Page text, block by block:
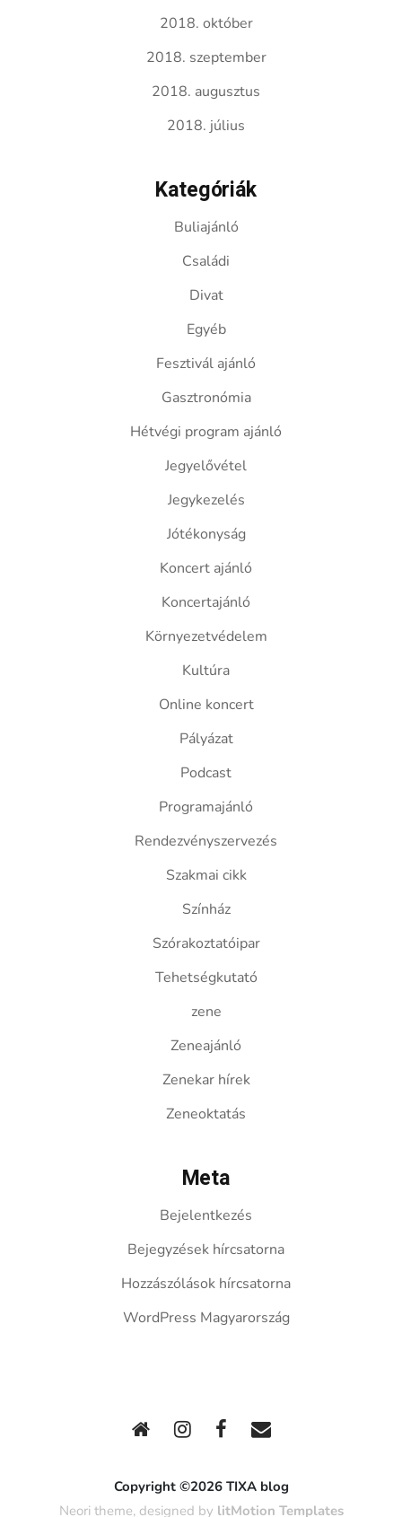
2018. október
2018. szeptember
2018. augusztus
2018. július
Kategóriák
Buliajánló
Családi
Divat
Egyéb
Fesztivál ajánló
Gasztronómia
Hétvégi program ajánló
Jegyelővétel
Jegykezelés
Jótékonyság
Koncert ajánló
Koncertajánló
Környezetvédelem
Kultúra
Online koncert
Pályázat
Podcast
Programajánló
Rendezvényszervezés
Szakmai cikk
Színház
Szórakoztatóipar
Tehetségkutató
zene
Zeneajánló
Zenekar hírek
Zeneoktatás
Meta
Bejelentkezés
Bejegyzések hírcsatorna
Hozzászólások hírcsatorna
WordPress Magyarország
Copyright ©2026 TIXA blog
Neori theme, designed by litMotion Templates